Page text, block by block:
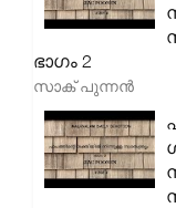
ഭാഗം 2
സാക് പുന്നൻ